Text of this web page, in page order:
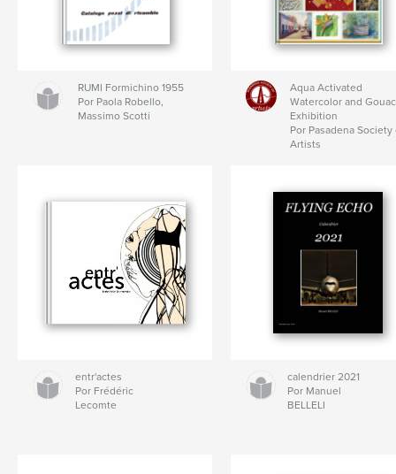
RUMI Formichino 1955
Por Paola Robello,
Massimo Scotti
Aqua Activated
Watercolor and
Exhibition
Por Pasadena Society
Artists
entr'actes
Por Frédéric
Lecomte
calendrier 2021
Por Manuel
BELLELI